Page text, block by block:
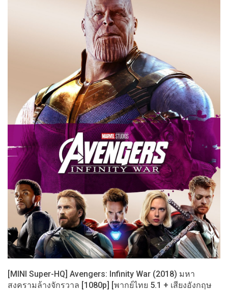
[MINI Super-HQ] Avengers: Infinity War (2018) มหา
สงครามล้างจักรวาล [1080p] [พากย์ไทย 5.1 + เสียงอังกฤษ